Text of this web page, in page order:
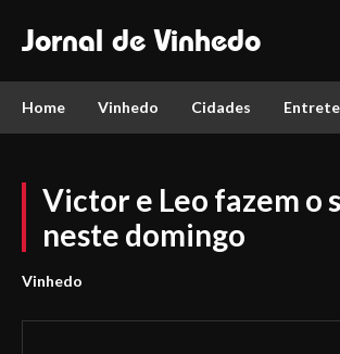
Jornal de Vinhedo
Home Vinhedo Cidades
Victor e Leo fazem o
neste domingo
Vinhedo